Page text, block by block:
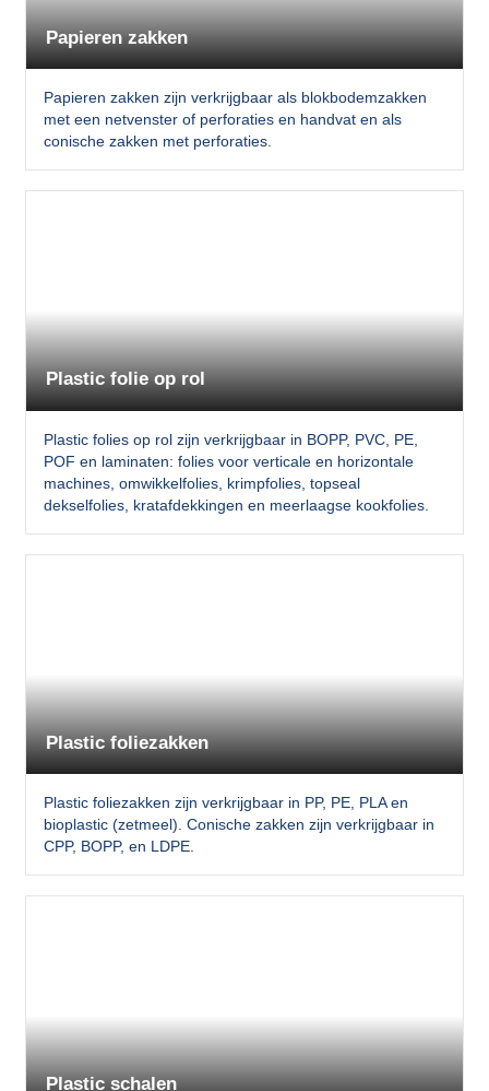
Papieren zakken
Papieren zakken zijn verkrijgbaar als blokbodemzakken
met een netvenster of perforaties en handvat en als
conische zakken met perforaties.
Plastic folie op rol
Plastic folies op rol zijn verkrijgbaar in BOPP, PVC, PE,
POF en laminaten: folies voor verticale en horizontale
machines, omwikkelfolies, krimpfolies, topseal
dekselfolies, kratafdekkingen en meerlaagse kookfolies.
Plastic foliezakken
Plastic foliezakken zijn verkrijgbaar in PP, PE, PLA en
bioplastic (zetmeel). Conische zakken zijn verkrijgbaar in
CPP, BOPP, en LDPE.
Plastic schalen